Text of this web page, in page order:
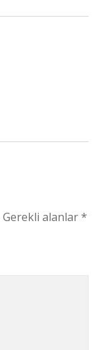
Gerekli alanlar*